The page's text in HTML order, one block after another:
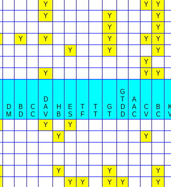
Y Y Y
Y Y Y
Y Y
Y Y Y Y Y
Y Y Y
Y
Y Y Y
D
M
B
D
C
C
D
A
V
H
B
E
S
T
F
T
T
G
T
G
T
D
D
A
A
C
C
V
B
C
Y Y
Y Y
Y Y Y
Y Y Y Y Y